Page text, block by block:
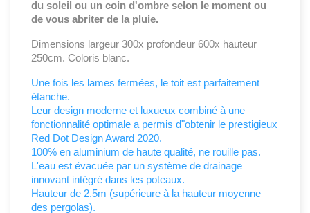
du soleil ou un coin d'ombre selon le moment ou
de vous abriter de la pluie.
Dimensions largeur 300x profondeur 600x hauteur
250cm. Coloris blanc.
Une fois les lames fermées, le toit est parfaitement
étanche.
Leur design moderne et luxueux combiné à une
fonctionnalité optimale a permis d"obtenir le prestigieux
Red Dot Design Award 2020.
100% en aluminium de haute qualité, ne rouille pas.
L'eau est évacuée par un système de drainage
innovant intégré dans les poteaux.
Hauteur de 2.5m (supérieure à la hauteur moyenne
des pergolas).